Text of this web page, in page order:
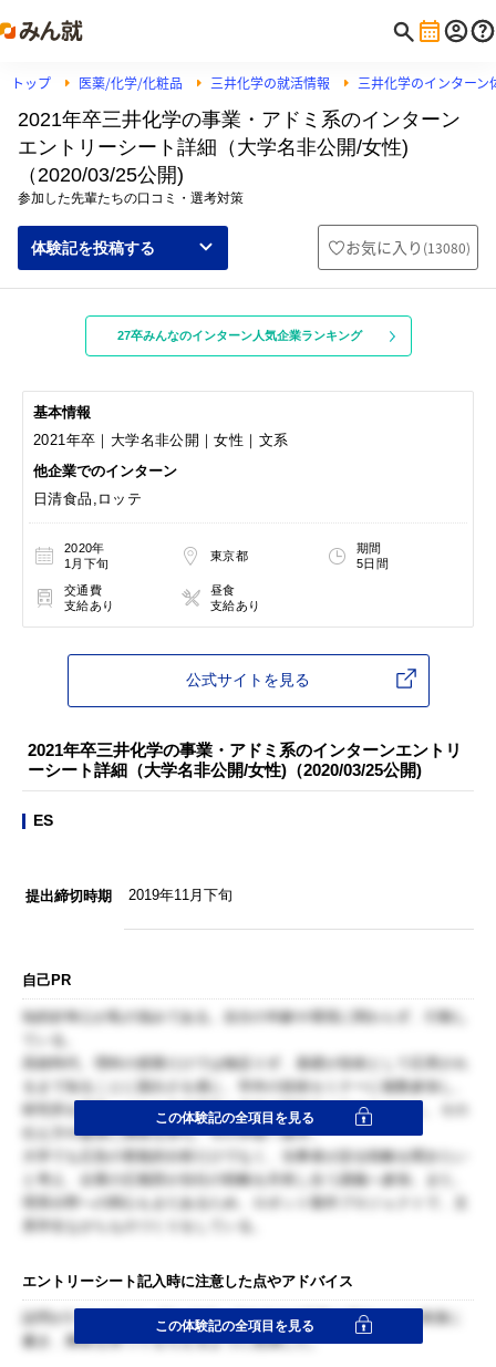
トップ 医薬/化学/化粧品 三井化学の就活情報 三井化学のインターン
2021年卒三井化学の事業・アドミ系のインターン
エントリーシート詳細（大学名非公開/女性)
（2020/03/25公開)
参加した先輩たちの口コミ・選考対策
体験記を投稿する お気に入り (13080)
27卒みんなのインターン人気企業ランキング
基本情報
2021年卒｜大学名非公開｜女性｜文系
他企業でのインターン
日清食品,ロッテ
2020年
1月下旬
東京都
期間
5日間
交通費
支給あり
昼食
支給あり
公式サイトを見る
2021年卒三井化学の事業・アドミ系のインターンエントリ
ーシート詳細（大学名非公開/女性)（2020/03/25公開)
ES
提出締切時期 2019年11月下旬
自己PR
知的好奇心が私の強みである。自分の年齢や環境に関わらず、行動し
高校時代、理科の授業だけでは物足りず、基礎が技術として応用され
るまで知ることに面白さを感じ、学外の技術セミナーに複数参加し、
研究所を見学。それを自由研究と発表で同級生に伝えるうちに、その
伝え方や媒体に興味を持ち、今の学校へ進学。
大学でも広告の客観的分析だけでなく、当事者が語る戦略を聞きたい
と考え、企業の広報部が自社の戦略を共有し合う講義へ参加。また、
理系分野への関心もまだあるため、ロボット製作プロジェクトで、文
この体験記の全項目を見る
エントリーシート記入時に注意した点やアドバイス
設問が1つしかなく、短いので、できるだけ印象に残ることを簡潔に
書き、興味を持ってもらえるように意識した。
この体験記の全項目を見る